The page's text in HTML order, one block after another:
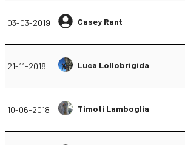
03-03-2019 Casey Rant
21-11-2018 Luca Lollobrigida
10-06-2018 Timoti Lamboglia